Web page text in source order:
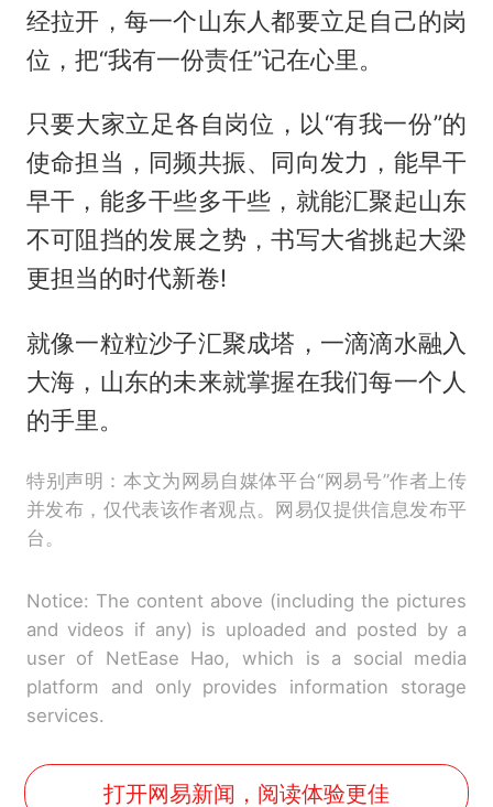
经拉开，每一个山东人都要立足自己的岗
位，把“我有一份责任”记在心里。
只要大家立足各自岗位，以“有我一份”的
使命担当，同频共振、同向发力，能早干
早干，能多干些多干些，就能汇聚起山东
不可阻挡的发展之势，书写大省挑起大梁
更担当的时代新卷!
就像一粒粒沙子汇聚成塔，一滴滴水融入
大海，山东的未来就掌握在我们每一个人
的手里。
特别声明：本文为网易自媒体平台“网易号”作者上传
并发布，仅代表该作者观点。网易仅提供信息发布平
台。
Notice: The content above (including the pictures
and videos if any) is uploaded and posted by a
user of NetEase Hao, which is a social media
platform and only provides information storage
services.
打开网易新闻，阅读体验更佳